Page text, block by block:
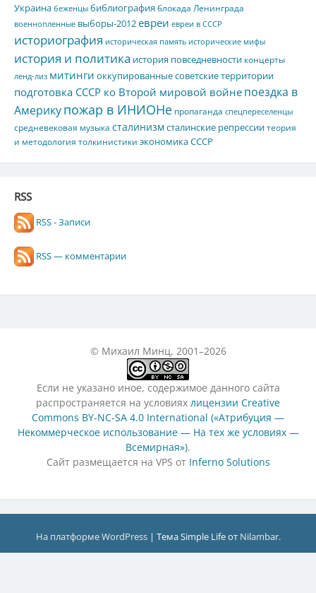
Украина беженцы библиография блокада Ленинграда
военнопленные выборы-2012евреи евреи в СССР
историография историческая память исторические мифы
история и политика история повседневности концерты
ленд-лиз митинги оккупированные советские территории
подготовка СССР ко Второй мировой войнепоездка в
Америкупожар в ИНИОНе пропаганда спецпереселенцы
средневековая музыка сталинизмсталинские репрессиитеория
и методология толкинистики экономика СССР
RSS
RSS - Записи
RSS — комментарии
© Михаил Минц, 2001–2026
Если не указано иное, содержимое данного сайта
распространяется на условиях лицензии Creative
Commons BY-NC-SA 4.0 International («Атрибуция —
Некоммерческое использование — На тех же условиях —
Всемирная»).
Сайт размещается на VPS от Inferno Solutions
На платформе WordPress | Тема Simple Life от Nilambar.